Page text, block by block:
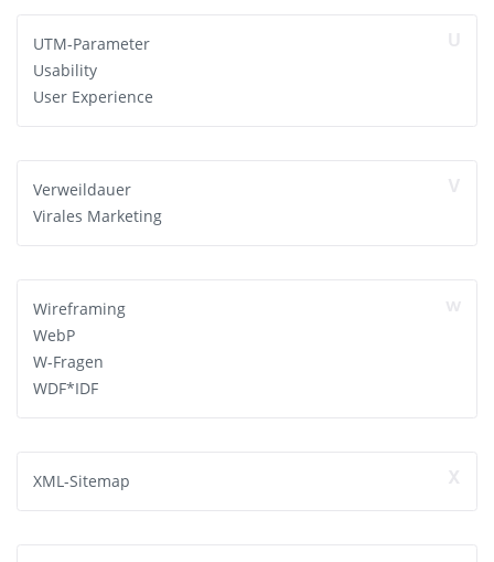
UTM-Parameter
Usability
User Experience
Verweildauer
Virales Marketing
Wireframing
WebP
W-Fragen
WDF*IDF
XML-Sitemap